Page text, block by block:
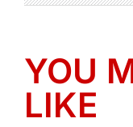
YOU
LIKE